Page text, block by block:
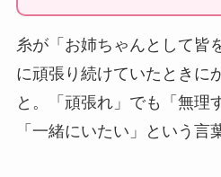
糸が「お姉ちゃんとして皆
に頑張り続けていたときに
と。「頑張れ」でも「無理
「一緒にいたい」という言